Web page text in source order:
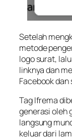
Setelah
metode
logo surat,
linknya dan
Facebook
Tag Ifrema
generasi oleh
langsung
keluar dari